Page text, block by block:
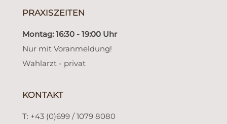
PRAXISZEITEN
Montag: 16:30 - 19:00 Uhr
Nur mit Voranmeldung!
Wahlarzt - privat
KONTAKT
T: +43 (0)699 / 1079 8080